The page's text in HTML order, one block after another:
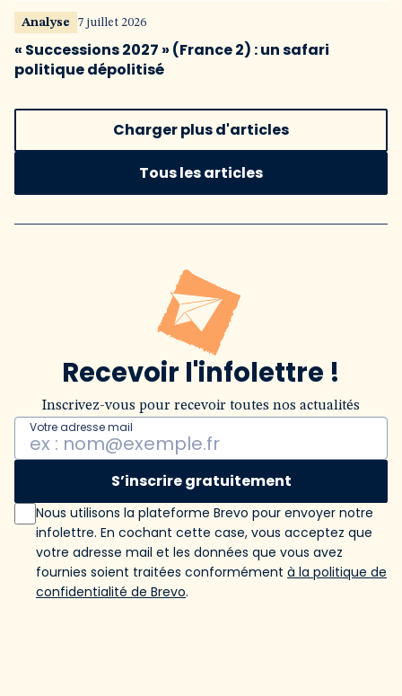
Analyse 7 juillet 2026
« Successions 2027 » (France 2) : un safari
politique dépolitisé
Charger plus d'articles
Tous les articles
Recevoir l'infolettre !
Inscrivez-vous pour recevoir toutes nos actualités
Votre adresse mail
S’inscrire gratuitement
Nous utilisons la plateforme Brevo pour envoyer notre
infolettre. En cochant cette case, vous acceptez que
votre adresse mail et les données que vous avez
fournies soient traitées conformément à la politique de
confidentialité de Brevo.